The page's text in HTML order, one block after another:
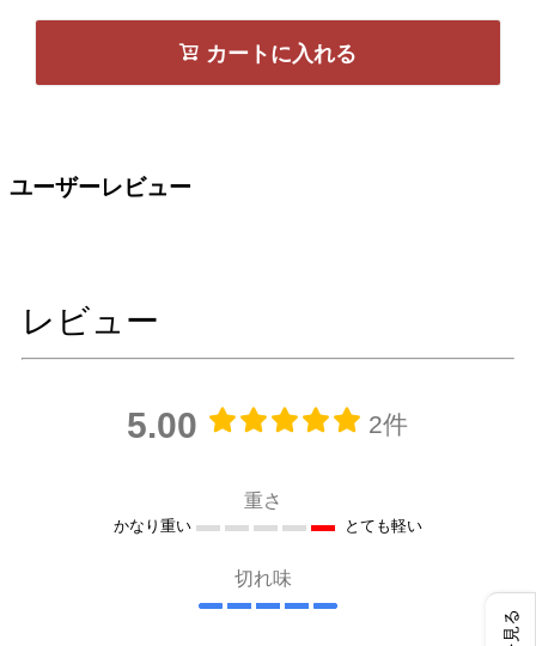
カートに入れる
ユーザーレビュー
レビュー
5.00 2件
重さ
かなり重い とても軽い
切れ味